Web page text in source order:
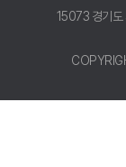
15073 경기도